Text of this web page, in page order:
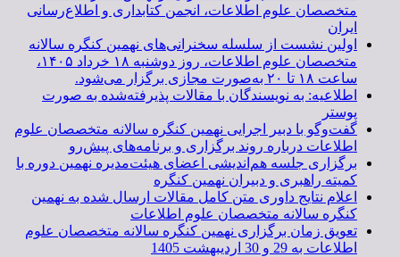
متخصصان علوم اطلاعات، انجمن کتابداری و اطلاع‌رسانی
ایران
اولین نشست از سلسله سخنرانی‌های نهمین کنگره سالانه
متخصصان علوم اطلاعات، روز دوشنبه ۱۸ خرداد ۱۴۰۵،
ساعت ۱۸ تا ۲۰ به‌صورت مجازی برگزار می‌شود.
اطلاعیه: به نویسندگان با مقالات پذیرفته‌شده به صورت
پوستر
گفت‌وگو با دبیر اجرایی نهمین کنگره سالانه متخصصان علوم
اطلاعات درباره روند برگزاری و برنامه‌های پیش‌رو
برگزاری جلسه هم‌اندیشی اعضای هیئت‌مدیره نهمین دوره با
کمیته راهبری و دبیران نهمین کنگره
اعلام نتایج داوری متن کامل مقالات ارسال شده به نهمین
کنگره سالانه متخصصان علوم اطلاعات
تعویق زمان برگزاری نهمین کنگره سالانه متخصصان علوم
اطلاعات به 29 و 30 اردیبهشت 1405